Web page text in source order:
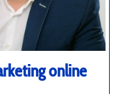
online